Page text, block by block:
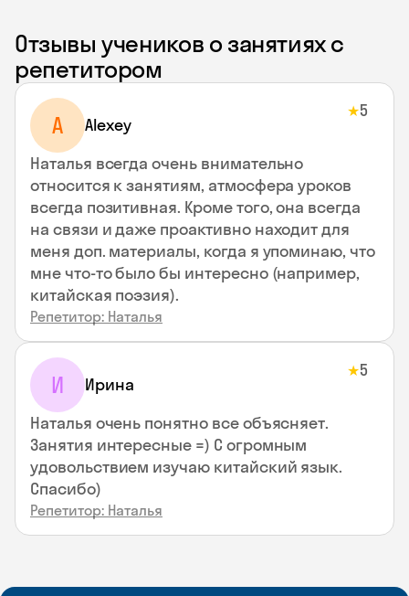
Отзывы учеников о занятиях с
репетитором
A Alexey
★5
Наталья всегда очень внимательно
относится к занятиям, атмосфера уроков
всегда позитивная. Кроме того, она всегда
на связи и даже проактивно находит для
меня доп. материалы, когда я упоминаю, что
мне что-то было бы интересно (например,
китайская поэзия).
Репетитор: Наталья
И Ирина
★5
Наталья очень понятно все объясняет.
Занятия интересные =) С огромным
удовольствием изучаю китайский язык.
Спасибо)
Репетитор: Наталья